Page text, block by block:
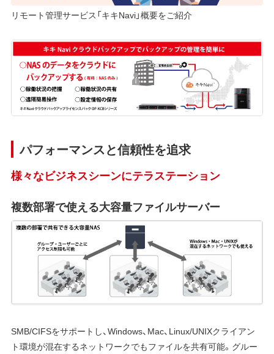
リモート管理サービス「キキNavi」概要をご紹介
パフォーマンスと信頼性を追求
様々なビジネスシーンにテラステーション
複数部署で使える大容量ファイルサーバー
SMB/CIFSをサポートし、Windows、Mac、Linux/UNIXクライアン
ト環境が混在するネットワークでもファイルを共有可能。グルー